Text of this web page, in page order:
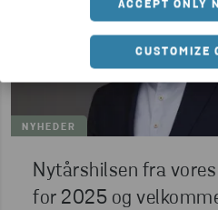
ACCEPT ONLY
CUSTOMIZE
NYHEDER
Nytårshilsen fra vores
for 2025 og